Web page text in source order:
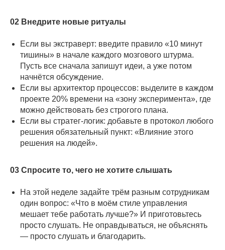
02 Внедрите новые ритуалы
Если вы экстраверт: введите правило «10 минут
тишины» в начале каждого мозгового штурма.
Пусть все сначала запишут идеи, а уже потом
начнётся обсуждение.
Если вы архитектор процессов: выделите в каждом
проекте 20% времени на «зону эксперимента», где
можно действовать без строгого плана.
Если вы стратег-логик: добавьте в протокол любого
решения обязательный пункт: «Влияние этого
решения на людей».
03 Спросите то, чего не хотите слышать
На этой неделе задайте трём разным сотрудникам
один вопрос: «Что в моём стиле управления
мешает тебе работать лучше?» И приготовьтесь
просто слушать. Не оправдываться, не объяснять
— просто слушать и благодарить.